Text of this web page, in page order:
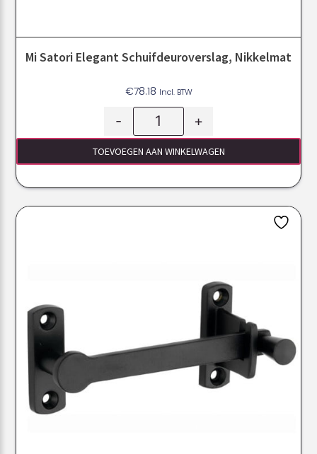
Mi Satori Elegant Schuifdeuroverslag, Nikkelmat
€78.18 Incl. BTW
- +
TOEVOEGEN AAN WINKELWAGEN